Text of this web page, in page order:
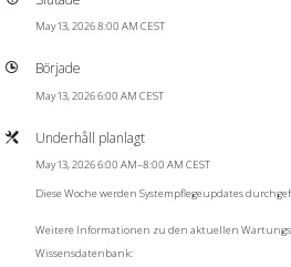
May 13, 2026 8:00 AM CEST
Började
May 13, 2026 6:00 AM CEST
Underhåll planlagt
May 13, 2026 6:00 AM–8:00 AM CEST
Diese Woche werden Systempflegeupdates
Weitere Informationen zu den aktuellen
Wissensdatenbank: